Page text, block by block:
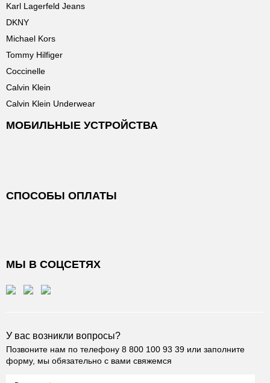
Karl Lagerfeld Jeans
DKNY
Michael Kors
Tommy Hilfiger
Coccinelle
Calvin Klein
Calvin Klein Underwear
МОБИЛЬНЫЕ УСТРОЙСТВА
СПОСОБЫ ОПЛАТЫ
МЫ В СОЦСЕТЯХ
У вас возникли вопросы?
Позвоните нам по телефону 8 800 100 93 39 или заполните
форму, мы обязательно с вами свяжемся